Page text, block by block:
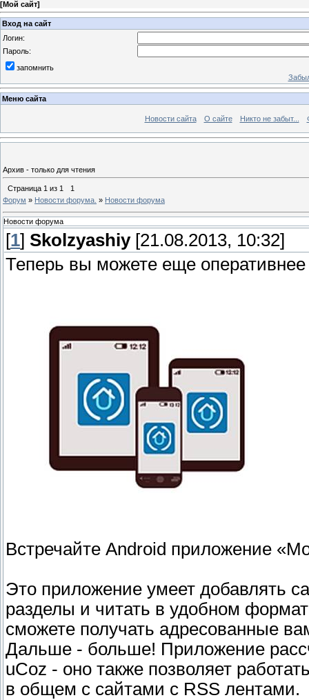
[Мой сайт]
Вход на сайт
Логин:
Пароль:
запомнить
Меню сайта
Новости сайта О сайте Никто не забыт...
Архив - только для чтения
Страница 1 из 1
1
Форум » Новости форума. » Новости форума
Новости форума
[1] Skolzyashiy[21.08.2013, 10:32]
Теперь вы можете еще оперативнее
Встречайте Android приложение
Это приложение умеет добавлять
разделы и читать в удобном
сможете получать адресованные
Дальше - больше! Приложение
uCoz - оно также позволяет
в общем с сайтами с RSS лентами.